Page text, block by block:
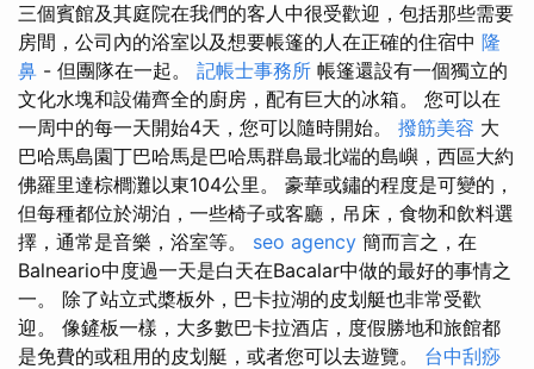
三個賓館及其庭院在我們的客人中很受歡迎，包括那些需要
房間，公司內的浴室以及想要帳篷的人在正確的住宿中 隆
鼻 - 但團隊在一起。 記帳士事務所 帳篷還設有一個獨立的
文化水塊和設備齊全的廚房，配有巨大的冰箱。 您可以在
一周中的每一天開始4天，您可以隨時開始。 撥筋美容 大
巴哈馬島園丁巴哈馬是巴哈馬群島最北端的島嶼，西區大約
佛羅里達棕櫚灘以東104公里。 豪華或鏽的程度是可變的，
但每種都位於湖泊，一些椅子或客廳，吊床，食物和飲料選
擇，通常是音樂，浴室等。 seo agency 簡而言之，在
Balneario中度過一天是白天在Bacalar中做的最好的事情之
一。 除了站立式槳板外，巴卡拉湖的皮划艇也非常受歡
迎。 像鏟板一樣，大多數巴卡拉酒店，度假勝地和旅館都
是免費的或租用的皮划艇，或者您可以去遊覽。 台中刮痧